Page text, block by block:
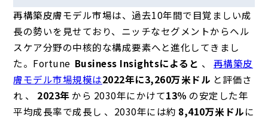
再構築皮膚モデル市場は、過去10年間で目覚ましい成
長の勢いを見せており、ニッチなセグメントからヘル
スケア分野の中核的な構成要素へと進化してきまし
た。Fortune Business Insightsによると 、 再構築皮
膚モデル市場規模は2022年に3,260万米ドル と評価さ
れ 、 2023年 から 2030年にかけて13％ の安定した年
平均成長率で成長し 、2030年には約 8,410万米ドルに